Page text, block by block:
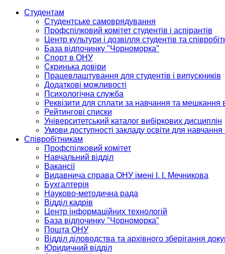
Студентам
Студентське самоврядування
Профспілковий комітет студентів і аспірантів
Центр культури і дозвілля студентів та
База відпочинку "Чорноморка"
Спорт в ОНУ
Скринька довіри
Працевлаштування для студентів і випускників
Додаткові можливості
Психологічна служба
Реквізити для сплати за навчання та мешкання
Рейтингові списки
Університетський каталог вибіркових дисциплін
Умови доступності закладу освіти для
Співробітникам
Профспілковий комітет
Навчальний відділ
Вакансії
Видавнича справа ОНУ імені І. І. Мечникова
Бухгалтерія
Науково-методична рада
Відділ кадрів
Центр інформаційних технологій
База відпочинку "Чорноморка"
Пошта ОНУ
Відділ діловодства та архівного зберігання
Юридичний відділ